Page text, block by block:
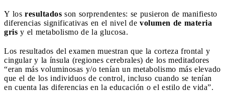
Y los resultados son sorprendentes: se pusieron de manifiesto
diferencias significativas en el nivel de volumen de materia
gris y el metabolismo de la glucosa.
Los resultados del examen muestran que la corteza frontal y
cingular y la ínsula (regiones cerebrales) de los meditadores
“eran más voluminosas y/o tenían un metabolismo más elevado
que el de los individuos de control, incluso cuando se tenían
en cuenta las diferencias en la educación o el estilo de vida”.